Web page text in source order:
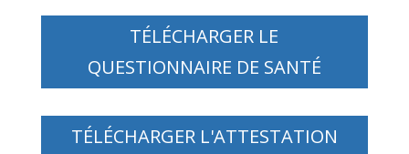
TÉLÉCHARGER LE
QUESTIONNAIRE DE SANTÉ
TÉLÉCHARGER L'ATTESTATION